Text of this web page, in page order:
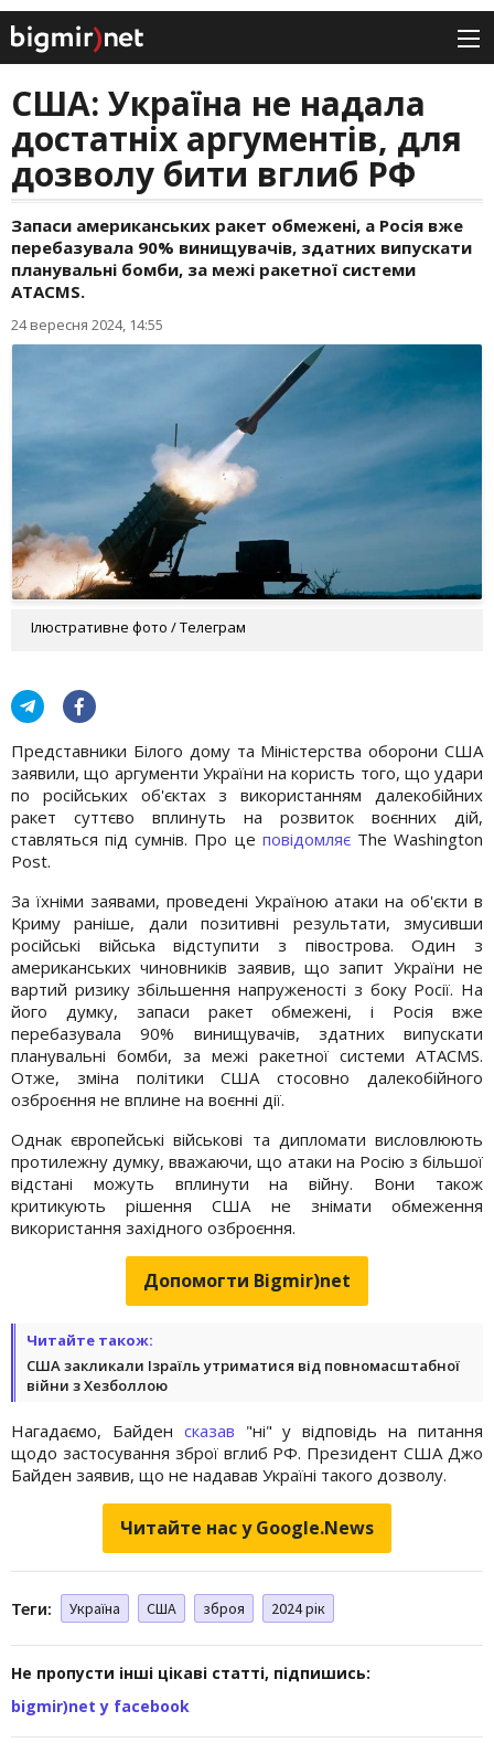
США: Україна не надала
достатніх аргументів, для
дозволу бити вглиб РФ
Запаси американських ракет обмежені, а Росія вже
перебазувала 90% винищувачів, здатних випускати
планувальні бомби, за межі ракетної системи
ATACMS.
24 вересня 2024, 14:55
Ілюстративне фото / Телеграм
Представники Білого дому та Міністерства оборони США
заявили, що аргументи України на користь того, що удари
по російських об'єктах з використанням далекобійних
ракет суттєво вплинуть на розвиток воєнних дій,
ставляться під сумнів. Про це повідомляєThe Washington
Post.
За їхніми заявами, проведені Україною атаки на об'єкти в
Криму раніше, дали позитивні результати, змусивши
російські війська відступити з півострова. Один з
американських чиновників заявив, що запит України не
вартий ризику збільшення напруженості з боку Росії. На
його думку, запаси ракет обмежені, і Росія вже
перебазувала 90% винищувачів, здатних випускати
планувальні бомби, за межі ракетної системи ATACMS.
Отже, зміна політики США стосовно далекобійного
озброєння не вплине на воєнні дії.
Однак європейські військові та дипломати висловлюють
протилежну думку, вважаючи, що атаки на Росію з більшої
відстані можуть вплинути на війну. Вони також
критикують рішення США не знімати обмеження
використання західного озброєння.
Допомогти Bigmir)net
Читайте також:
США закликали Ізраїль утриматися від повномасштабної
війни з Хезболлою
Нагадаємо, Байден сказав "ні" у відповідь на питання
щодо застосування зброї вглиб РФ. Президент США Джо
Байден заявив, що не надавав Україні такого дозволу.
Читайте нас у Google.News
Теги: Україна США зброя 2024 рік
Не пропусти інші цікаві статті, підпишись:
bigmir)net у facebook